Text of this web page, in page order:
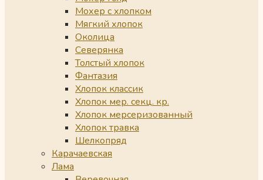
Мохер с хлопком
Мягкий хлопок
Околица
Северянка
Толстый хлопок
Фантазия
Хлопок классик
Хлопок мер. секц. кр.
Хлопок мерсеризованный
Хлопок травка
Шелкопряд
Карачаевская
Лама